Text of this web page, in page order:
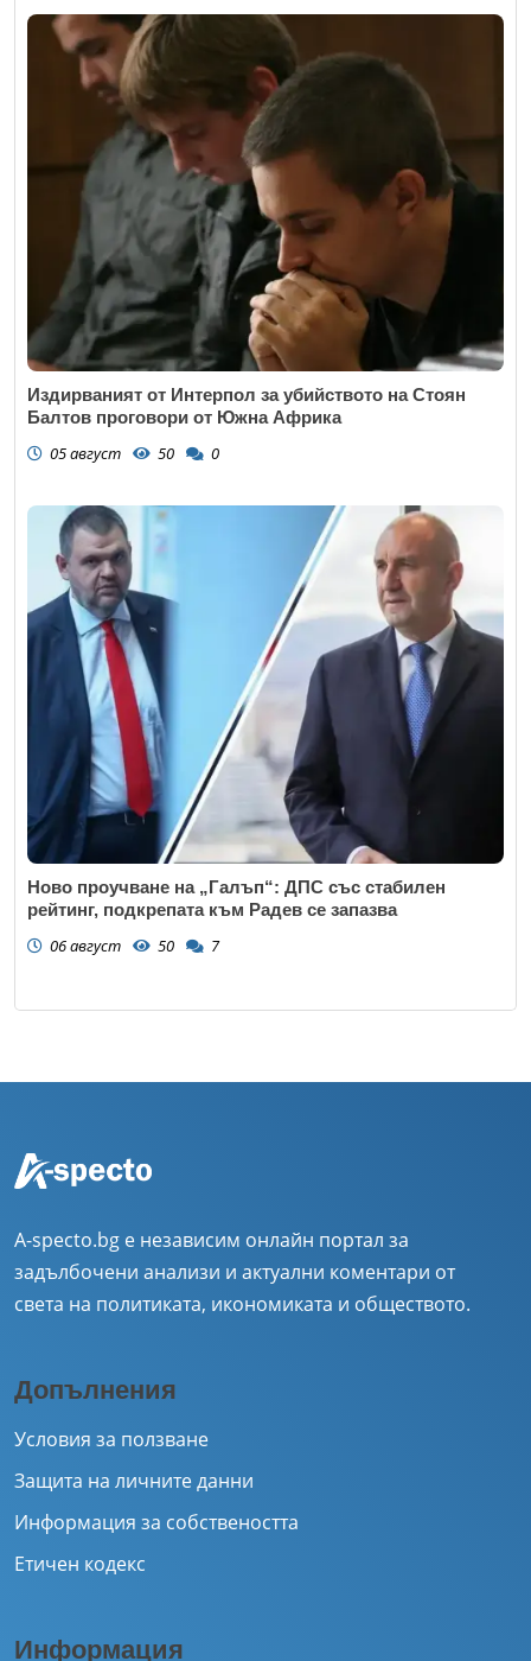
Издирваният от Интерпол за убийството на Стоян
Балтов проговори от Южна Африка
05 август 50 0
Ново проучване на „Галъп“: ДПС със стабилен
рейтинг, подкрепата към Радев се запазва
06 август 50 7
A-specto.bg е независим онлайн портал за
задълбочени анализи и актуални коментари от
света на политиката, икономиката и обществото.
Допълнения
Условия за ползване
Защита на личните данни
Информация за собствеността
Етичен кодекс
Информация